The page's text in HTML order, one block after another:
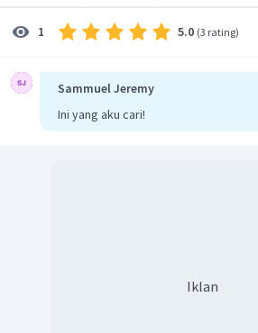
1 5.0 (3 rating)
Sammuel Jeremy
Ini yang aku cari!
Iklan